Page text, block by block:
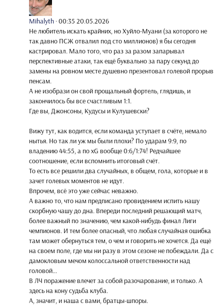
Mihalyth ·00:35 20.05.2026
Не любитель искать крайних, но Хуйло-Муани (за которого не
так давно ПСЖ отвалил под сто миллионов) я бы сегодня
кастрировал. Мало того, что раз за разом запарывал
перспективные атаки, так ещё буквально за пару секунд до
замены на ровном месте душевно презентовал голевой прорыв
пенсам.
А не изобрази он свой прощальный фортель, глядишь, и
закончилось бы все счастливым 1:1.
Где вы, Джонсоны, Кудусы и Кулушевски?
Вижу тут, как водится, если команда уступает в счёте, немало
нытья. Но так ли уж мы были плохи? По ударам 9:9, по
владению 44:55, а по xG вообще 0:6/1:74! Редчайшее
соотношение, если вспомнить итоговый счёт.
То есть все решили два случайных, в общем, гола, которые и в
зачет голевых моментов не идут.
Впрочем, всё это уже сейчас неважно.
А важно то, что нам предписано провидением испить нашу
скорбную чашу до дна. Впереди последний решающий матч,
более важный по значению, чем какой-нибудь финал Лиги
чемпионов. И тем более опасный, что любая случайная ошибка
там может обернуться тем, о чем и говорить не хочется. Да ещё
на своем поле, где мы ни разу в этом сезоне не побеждали. Да с
дамокловым мечом колоссальной ответственности над
головой…
В ЛЧ поражение влечет за собой разочарование, и только. А
здесь на кону судьба клуба.
А, значит, и наша с вами, братцы-шпоры.